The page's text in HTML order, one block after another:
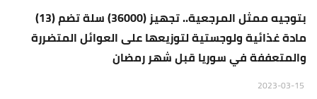
بتوجيه ممثل المرجعية.. تجهيز (36000) سلة تضم (13)
مادة غذائية ولوجستية لتوزيعها على العوائل المتضررة
والمتعففة في سوريا قبل شهر رمضان